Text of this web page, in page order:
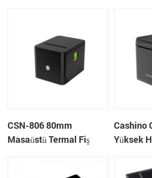
CSN-806 80mm
Masaüstü Termal Fiş
Cashino
Yüksek
Pos